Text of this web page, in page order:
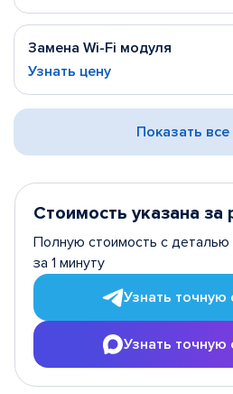
Замена Wi-Fi модуля
Узнать цену
Показать
Стоимость указана за
Полную стоимость с деталью
за 1 минуту
Узнать точную
Узнать точную